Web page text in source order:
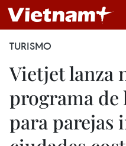
TURISMO
Vietjet lanza
programa de
para parejas